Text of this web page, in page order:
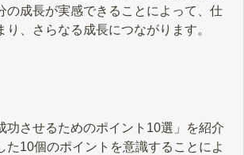
の成長が実感できることによって、仕
り、さらなる成長につながります。
功させるためのポイント10選」を紹介
た10個のポイントを意識することによ